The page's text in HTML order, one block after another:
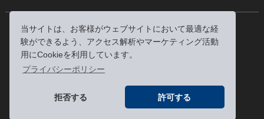
当サイトは、お客様がウェブサイトにおいて最適な経
験ができるよう、アクセス解析やマーケティング活動
用にCookieを利用しています。
プライバシーポリシー
拒否する 許可する
© RRJ Inc.
（kikubon/キクボン/きく本/きくほん/キクホン）は
株式会社RRJの登録商標です。